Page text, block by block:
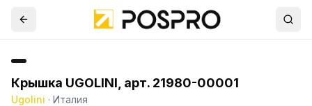
Крышка UGOLINI, арт. 21980-00001
Ugolini · Италия